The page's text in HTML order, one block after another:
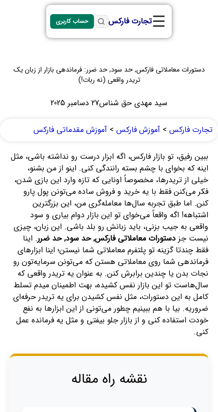
☰تجارت فارکس حساب کاربری
دستورات معاملاتی فارکس, حد سود, حد ضرر: فرماندهی بازار از زبان یک
تریدر واقعی (نه ربات!)
سید مهدی حق شناس27 دسامبر 2025
تجارت فارکس > آموزش فارکس > آموزش مقدماتی فارکس
ببین رفیق، تو بازار فارکس، اگه ابزار درست رو نداشته باشی، مثل
اینه که بخوای با چشم بسته رانندگی کنی. اینو از من بشنو،
خیلی از تریدرها، مخصوصاً اونایی که تازه وارد این بازی شدن،
فکر می‌کنن فقط با یه خرید و فروش ساده می‌تونن پول پارو
کنن. اما طبق تجربه سال‌ها معامله‌گری من، این بزرگترین
اشتباهه! اگه واقعاً می‌خوای تو این بازار دوام بیاری و سود
واقعی به جیب بزنی، باید زبانش رو بلد باشی. این زبان، چیزی
نیست جز دستورات معاملاتی فارکس, حد سود, حد ضرر. اینا
فقط چندتا گزینه تو پلتفرم معاملاتی شما نیستن؛ اینا ابزارهای
فرماندهی شما روی معاملاتی هستن که می‌تونن سرمایه‌تون رو
نجات بدن یا چندین برابرش کنن. به عنوان یه تریدر واقعی که
سال‌هاست تو این بازار نفس کشیده، بهت اطمینان میدم تسلط
کامل به این دستورات، مثل نفس کشیدن برای یه تریدر حرفه‌ای
ضروریه. بیا با هم ببینیم چطور می‌تونی از این ابزارها به نفع
خودت استفاده کنی و از بازار جلو بیفتی و مثل یه فرمانده عمل
کنی.
نقشه راه مقاله